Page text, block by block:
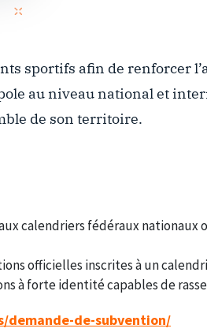
sportifs afin de renforcer
au niveau national et
de son territoire.
calendriers fédéraux
officielles inscrites à un
à forte identité capables de
de-subvention/